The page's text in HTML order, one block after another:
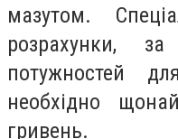
мазутом.
розрахунки,
потужностей
необхідно
гривень.